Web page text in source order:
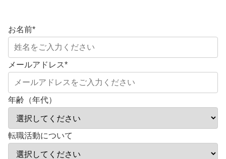
お名前*
メールアドレス*
年齢（年代）
転職活動について